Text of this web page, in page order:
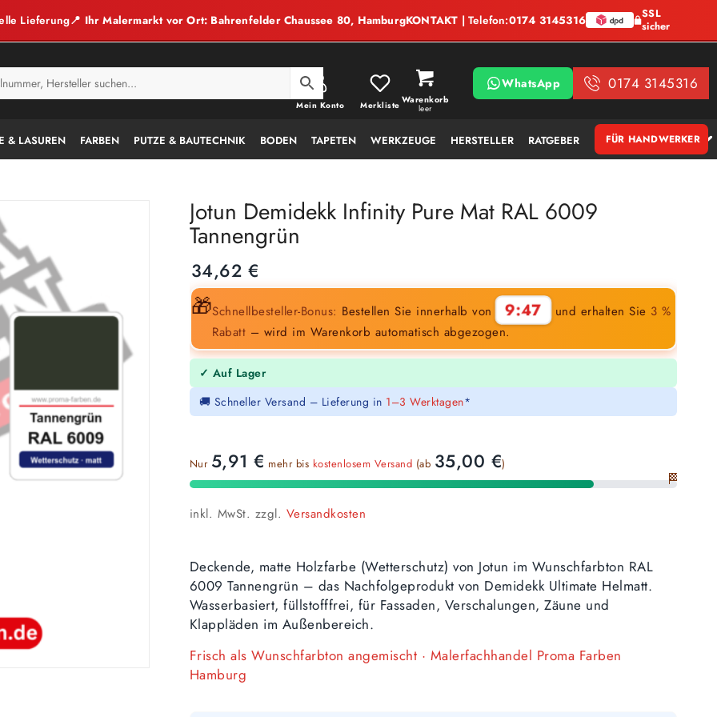
Lieferung📍 Ihr Malermarkt vor Ort: Bahrenfelder Chaussee 80, HamburgKONTAKT | Telefon:0174 3145316
SSL
sicher
Warenkorb
leer
Mein Konto Merkliste
WhatsApp 0174 3145316
& LASUREN FARBEN PUTZE & BAUTECHNIK BODEN TAPETEN WERKZEUGE HERSTELLER RATGEBER FÜR HANDWERKER
Jotun Demidekk Infinity Pure Mat RAL 6009
Tannengrün
34,62 €
🎁Schnellbesteller-Bonus: Bestellen Sie innerhalb von 9:46 und erhalten Sie 3 %
Rabatt – wird im Warenkorb automatisch abgezogen.
✓ Auf Lager
🚚 Schneller Versand – Lieferung in 1–3 Werktagen*
Nur 5,91€ mehr bis kostenlosem Versand (ab 35,00 €)
🏁
inkl. MwSt. zzgl. Versandkosten
Deckende, matte Holzfarbe (Wetterschutz) von Jotun im Wunschfarbton RAL
6009 Tannengrün – das Nachfolgeprodukt von Demidekk Ultimate Helmatt.
Wasserbasiert, füllstofffrei, für Fassaden, Verschalungen, Zäune und
Klappläden im Außenbereich.
Frisch als Wunschfarbton angemischt · Malerfachhandel Proma Farben
Hamburg